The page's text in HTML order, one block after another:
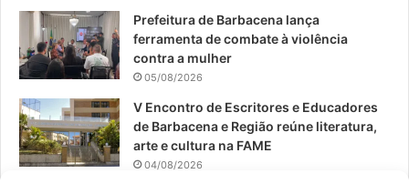
Prefeitura de Barbacena lança
ferramenta de combate à violência
contra a mulher
05/08/2026
V Encontro de Escritores e Educadores
de Barbacena e Região reúne literatura,
arte e cultura na FAME
04/08/2026